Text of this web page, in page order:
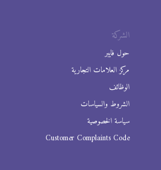
الشركة
حول فايبر
مركز العلامات التجارية
الوظائف
الشروط والسياسات
سياسة الخصوصية
Customer Complaints Code